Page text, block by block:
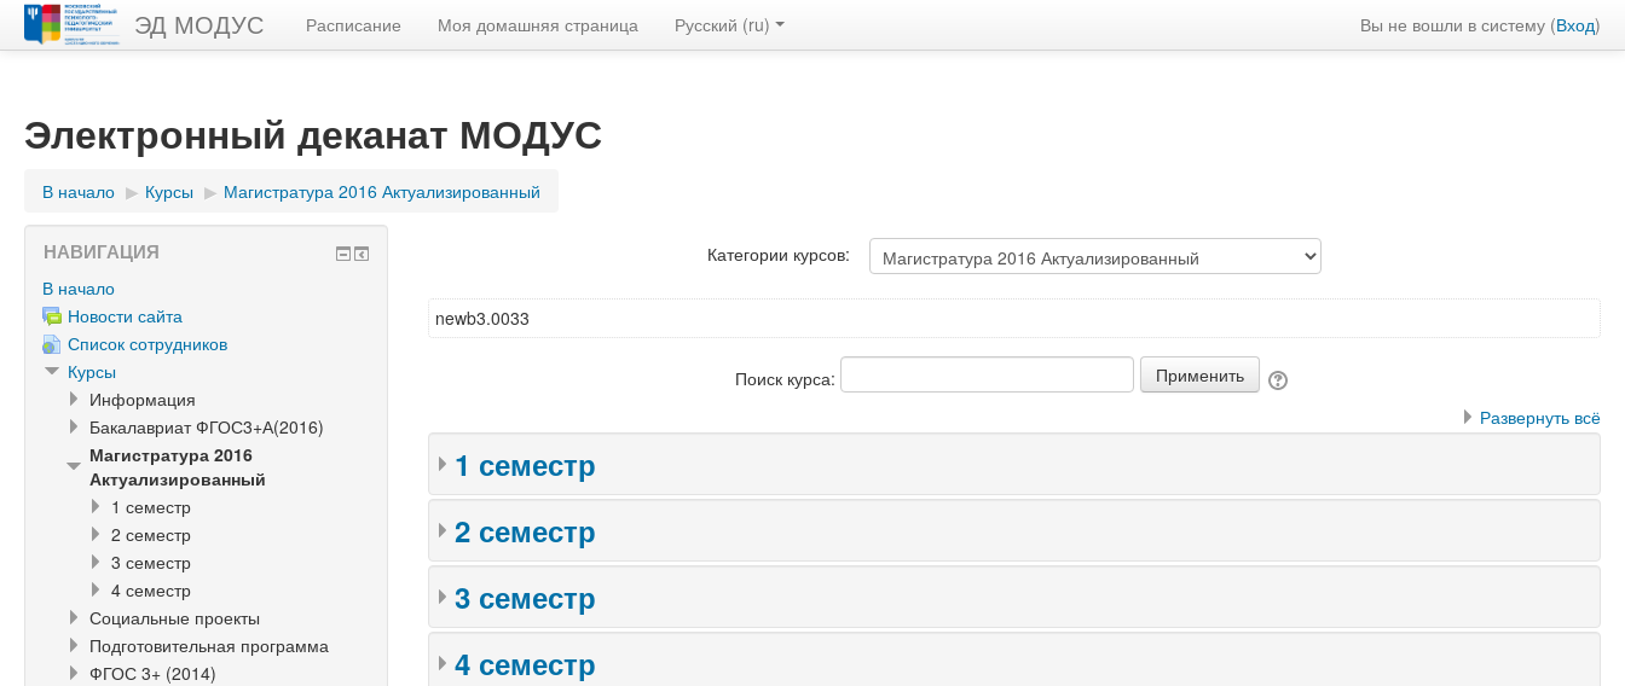
ЭД МОДУС Вы не вошли в систему (Вход)
Расписание Моя домашняя страница Русский ‎(ru)‎
Электронный деканат МОДУС
В начало ▶︎ Курсы ▶︎ Магистратура 2016 Актуализированный
Категории курсов:
newb3.0033
Поиск курса:
Развернуть всё
1 семестр
2 семестр
3 семестр
4 семестр
НАВИГАЦИЯ
В начало
Новости сайта
Список сотрудников
Курсы
Информация
Бакалавриат ФГОС3+А(2016)
Магистратура 2016
Актуализированный
1 семестр
2 семестр
3 семестр
4 семестр
Социальные проекты
Подготовительная программа
ФГОС 3+ (2014)